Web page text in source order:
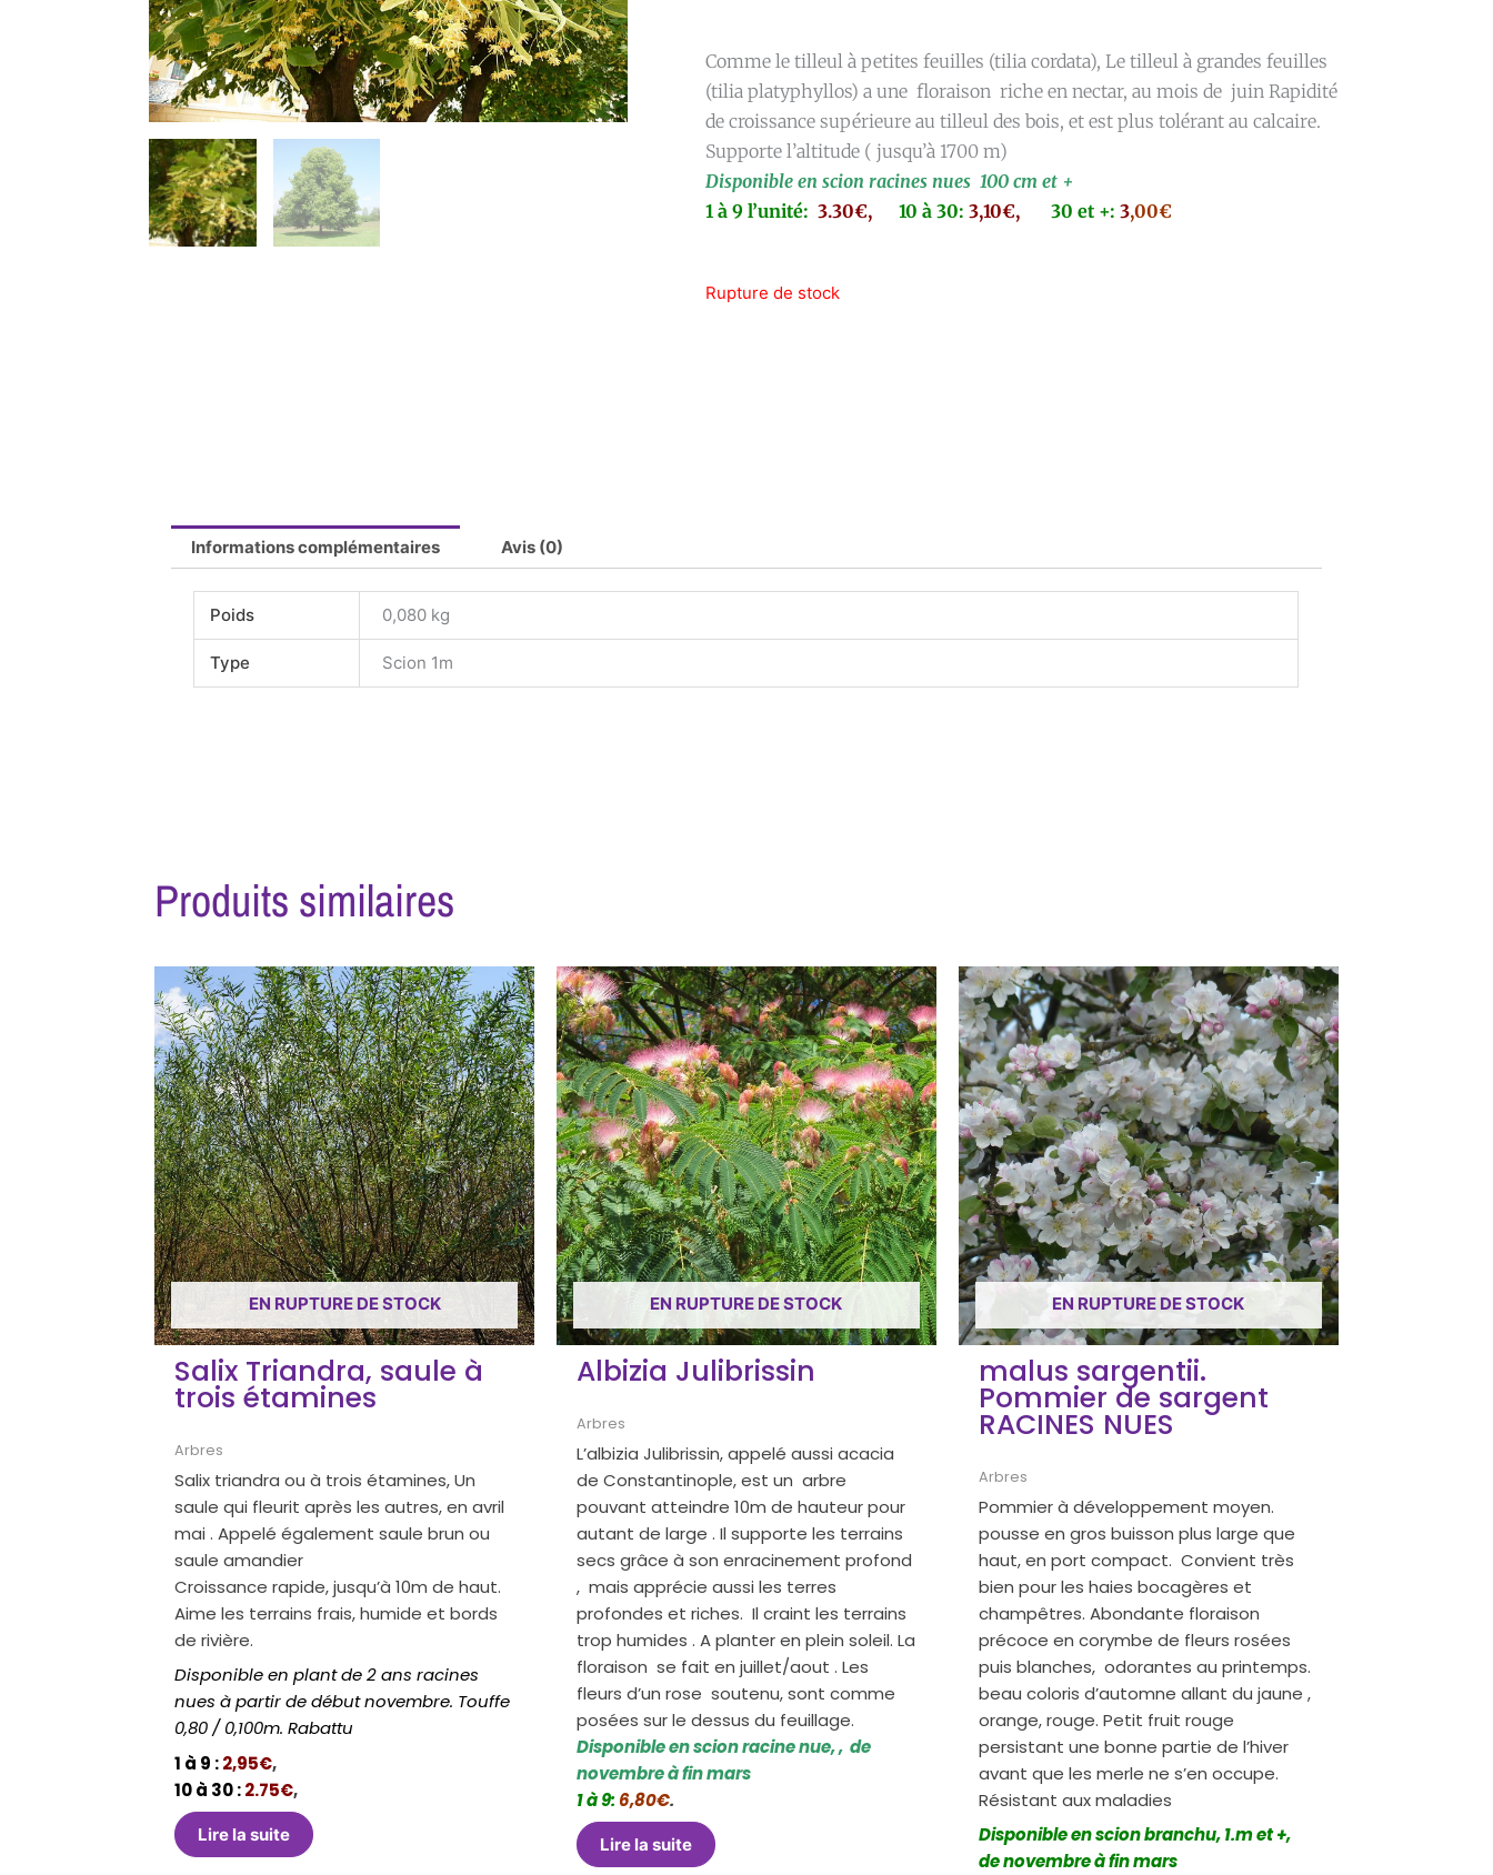
Comme le tilleul à petites feuilles (tilia cordata), Le tilleul à grandes feuilles
(tilia platyphyllos) a une floraison riche en nectar, au mois de juin Rapidité
de croissance supérieure au tilleul des bois, et est plus tolérant au calcaire.
Supporte l’altitude ( jusqu’à 1700 m)
Disponible en scion racines nues 100 cm et +
1 à 9 l’unité: 3.30€, 10 à 30: 3,10€, 30 et +: 3,00€
Rupture de stock
Informations complémentaires Avis (0)
Poids 0,080 kg
Type Scion 1m
Produits similaires
EN RUPTURE DE STOCK
Salix Triandra, saule à
trois étamines
Arbres
Salix triandra ou à trois étamines, Un
saule qui fleurit après les autres, en avril
mai . Appelé également saule brun ou
saule amandier
Croissance rapide, jusqu’à 10m de haut.
Aime les terrains frais, humide et bords
de rivière.
Disponible en plant de 2 ans racines
nues à partir de début novembre. Touffe
0,80 / 0,100m. Rabattu
1 à 9 :2,95€,
10 à 30 :2.75€,
Lire la suite
EN RUPTURE DE STOCK
Albizia Julibrissin
Arbres
L’albizia Julibrissin, appelé aussi acacia
de Constantinople, est un arbre
pouvant atteindre 10m de hauteur pour
autant de large . Il supporte les terrains
secs grâce à son enracinement profond
, mais apprécie aussi les terres
profondes et riches. Il craint les terrains
trop humides . A planter en plein soleil. La
floraison se fait en juillet/aout . Les
fleurs d’un rose soutenu, sont comme
posées sur le dessus du feuillage.
Disponible en scion racine nue, , de
novembre à fin mars
1 à 9: 6,80€.
Lire la suite
EN RUPTURE DE STOCK
malus sargentii.
Pommier de sargent
RACINES NUES
Arbres
Pommier à développement moyen.
pousse en gros buisson plus large que
haut, en port compact. Convient très
bien pour les haies bocagères et
champêtres. Abondante floraison
précoce en corymbe de fleurs rosées
puis blanches, odorantes au printemps.
beau coloris d’automne allant du jaune ,
orange, rouge. Petit fruit rouge
persistant une bonne partie de l’hiver
avant que les merle ne s’en occupe.
Résistant aux maladies
Disponible en scion branchu, 1.m et +,
de novembre à fin mars